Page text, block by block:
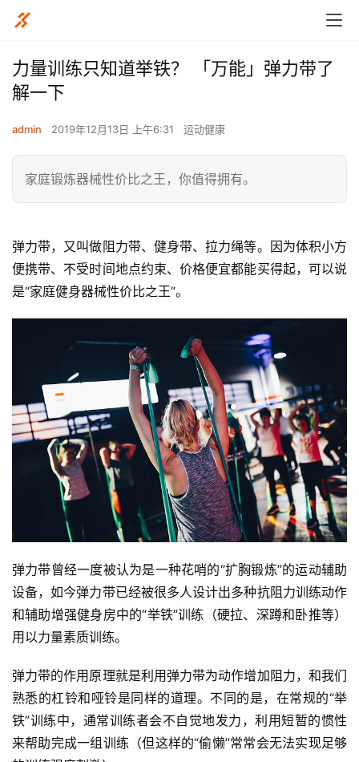
力量训练只知道举铁？ 「万能」弹力带了
解一下
admin 2019年12月13日 上午6:31 运动健康
家庭锻炼器械性价比之王，你值得拥有。
弹力带，又叫做阻力带、健身带、拉力绳等。因为体积小方
便携带、不受时间地点约束、价格便宜都能买得起，可以说
是“家庭健身器械性价比之王”。
弹力带曾经一度被认为是一种花哨的“扩胸锻炼”的运动辅助
设备，如今弹力带已经被很多人设计出多种抗阻力训练动作
和辅助增强健身房中的“举铁”训练（硬拉、深蹲和卧推等）
用以力量素质训练。
弹力带的作用原理就是利用弹力带为动作增加阻力，和我们
熟悉的杠铃和哑铃是同样的道理。不同的是，在常规的“举
铁”训练中，通常训练者会不自觉地发力，利用短暂的惯性
来帮助完成一组训练（但这样的“偷懒”常常会无法实现足够